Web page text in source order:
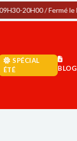
Fermé le Dimanche
SPÉCIAL
ÉTÉ
BLOG